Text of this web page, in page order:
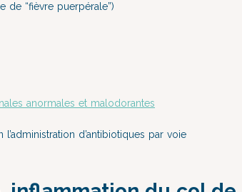
de “fièvre puerpérale”)
anormales et malodorantes
l’administration d’antibiotiques par voie